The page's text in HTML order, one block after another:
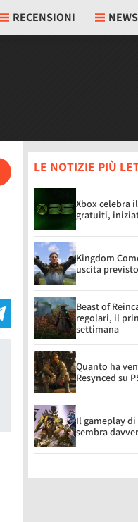
RECENSIONI NEWS
LE NOTIZIE PIÙ
Xbox celebra
gratuiti,
Kingdom
uscita
Beast of
regolari, il
settimana
Quanto ha
Resynced su
Il gameplay di
sembra